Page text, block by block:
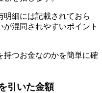
明細には記載されておら
混同されやすいポイント
持つお金なのかを簡単に確
引いた金額